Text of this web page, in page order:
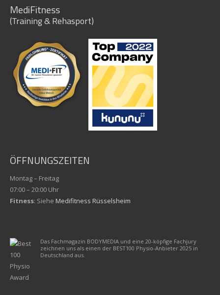
MediFitness
(Training & Rehasport)
ÖFFNUNGSZEITEN
Montag – Freitag
07:00 – 20:00 Uhr
Fitness: Siehe Medifitness Rüsselsheim
Das Fachmagazin BODYMEDIA und eine 20-köpfige Fachjury
zeichnen uns als einen der BEST100 Physio-Anbieter 2025 in
Deutschland aus.